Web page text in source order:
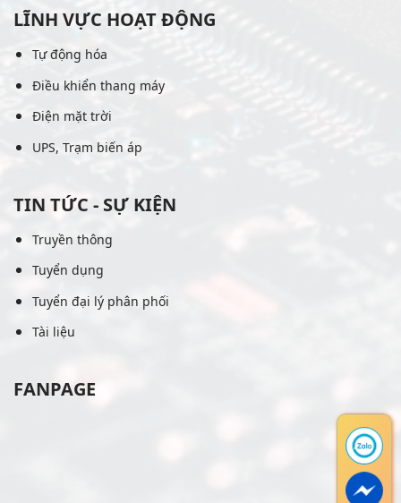
LĨNH VỰC HOẠT ĐỘNG
Tự động hóa
Điều khiển thang máy
Điện mặt trời
UPS, Trạm biến áp
TIN TỨC - SỰ KIỆN
Truyền thông
Tuyển dụng
Tuyển đại lý phân phối
Tài liệu
FANPAGE